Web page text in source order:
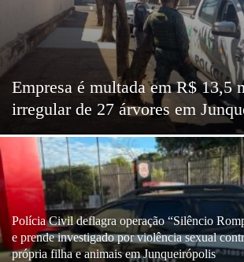
Empresa é multada em R$ 13,5
irregular de 27 árvores em
Polícia Civil deflagra operação “Silêncio
e prende investigado por violência sexual
própria filha e animais em Junqueirópolis